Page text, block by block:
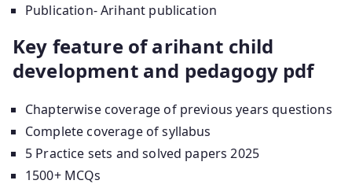
Publication- Arihant publication
Key feature of arihant child
development and pedagogy pdf
Chapterwise coverage of previous years questions
Complete coverage of syllabus
5 Practice sets and solved papers 2025
1500+ MCQs